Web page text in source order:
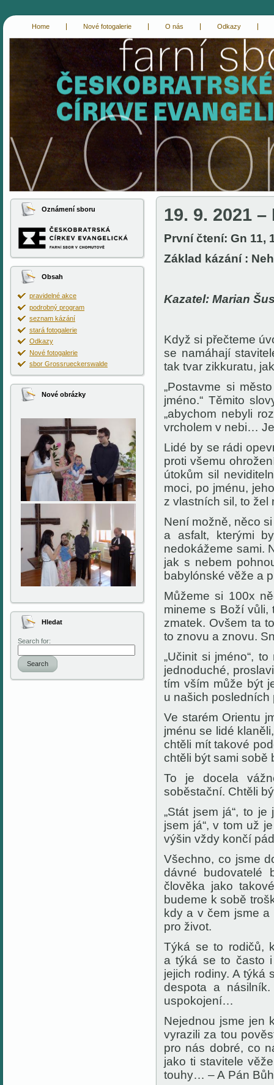
Home Nové fotogalerie O nás Odkazy
Oznámení sboru
Obsah
pravidelné akce
podrobný program
seznam kázání
stará fotogalerie
Odkazy
Nové fotogalerie
sbor Grossrueckerswalde
Nové obrázky
Hledat
Search for:
Search
19. 9. 2021 –
První čtení: Gn 11,
Základ kázání :
Kazatel: Marian
Když si přečteme
se namáhají
tak tvar zikkuratu,
„Postavme si
jméno.“ Těmito
„abychom nebyli
vrcholem v nebi…
Lidé by se rádi
proti všemu
útokům sil
moci, po jménu,
z vlastních sil, to žel
Není možně, něco
a asfalt, kterými
nedokážeme sami.
jak s nebem
babylónské věže a
Můžeme si 100x
mineme s Boží vůli,
zmatek. Ovšem ta
to znovu a znovu.
„Učinit si jméno“,
jednoduché,
tím vším může být
u našich posledních
Ve starém Orientu
jménu se lidé
chtěli mít takové
chtěli být sami sobě
To je docela
soběstační. Chtěli
„Stát jsem já“, to
jsem já“, v tom už
výšin vždy končí
Všechno, co jsme
dávné budovatelé
člověka jako
budeme k sobě
kdy a v čem jsme
pro život.
Týká se to rodičů,
a týká se to často i
jejich rodiny. A týká
despota a
uspokojení…
Nejednou jsme jen
vyrazili za tou
pro nás dobré, co
jako ti stavitele
touhy… – A Pán